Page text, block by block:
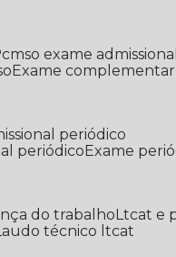
Pcmso exame admissional
Exame
periódico
periódico
Exame
do trabalho Ltcat e
Laudo técnico ltcat